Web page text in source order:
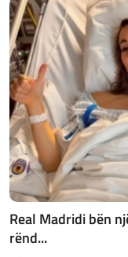
Real Madridi bën
rënd...